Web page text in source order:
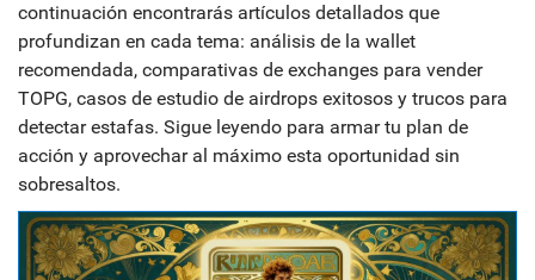
continuación encontrarás artículos detallados que
profundizan en cada tema: análisis de la wallet
recomendada, comparativas de exchanges para vender
TOPG, casos de estudio de airdrops exitosos y trucos para
detectar estafas. Sigue leyendo para armar tu plan de
acción y aprovechar al máximo esta oportunidad sin
sobresaltos.